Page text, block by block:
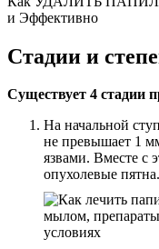
и Эффективно
Стадии и
Существует 4 стадии
На начальной
не превышает 1
язвами. Вместе с
опухолевые пятна.